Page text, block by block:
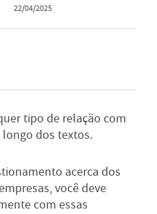
22/04/2025
tipo de relação com
dos textos.
acerca dos
você deve
com essas